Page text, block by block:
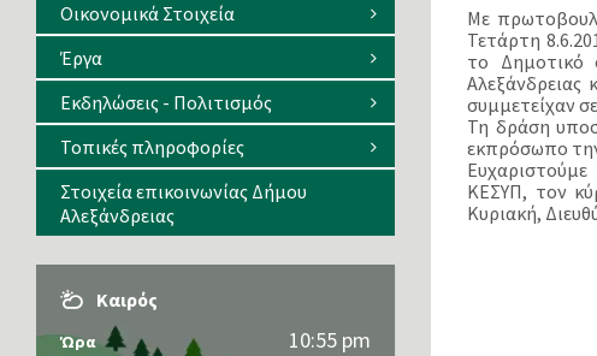
Με
Τετάρτη
το Δημοτικό
Αλεξάνδρειας
συμμετείχαν
Τη δράση
εκπρόσωπο
ΚΕΣΥΠ, τον
Κυριακή,
Οικονομικά Στοιχεία
Έργα
Εκδηλώσεις - Πολιτισμός
Τοπικές πληροφορίες
Στοιχεία επικοινωνίας Δήμου
Αλεξάνδρειας
Καιρός
Ώρα 10:55 pm